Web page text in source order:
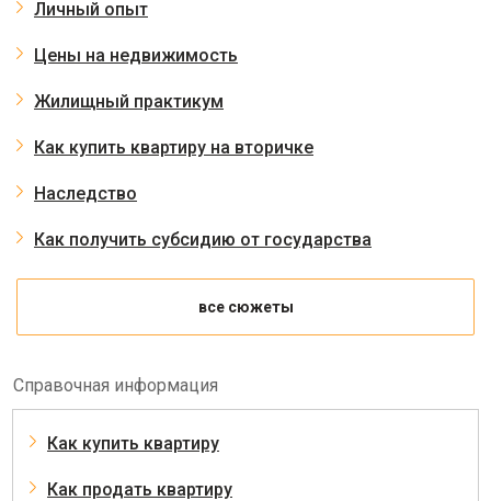
Личный опыт
Цены на недвижимость
Жилищный практикум
Как купить квартиру на вторичке
Наследство
Как получить субсидию от государства
все сюжеты
Справочная информация
Как купить квартиру
Как продать квартиру